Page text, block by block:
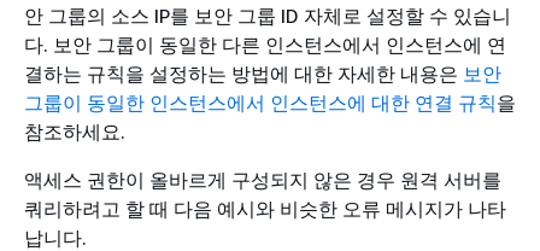
안 그룹의 소스 IP를 보안 그룹 ID 자체로 설정할 수 있습니
다. 보안 그룹이 동일한 다른 인스턴스에서 인스턴스에 연
결하는 규칙을 설정하는 방법에 대한 자세한 내용은 보안
그룹이 동일한 인스턴스에서 인스턴스에 대한 연결 규칙을
참조하세요.
액세스 권한이 올바르게 구성되지 않은 경우 원격 서버를
쿼리하려고 할 때 다음 예시와 비슷한 오류 메시지가 나타
납니다.